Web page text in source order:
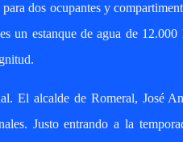
dos ocupantes y
un estanque de agua de 12.000
El alcalde de Romeral, José
Justo entrando a la